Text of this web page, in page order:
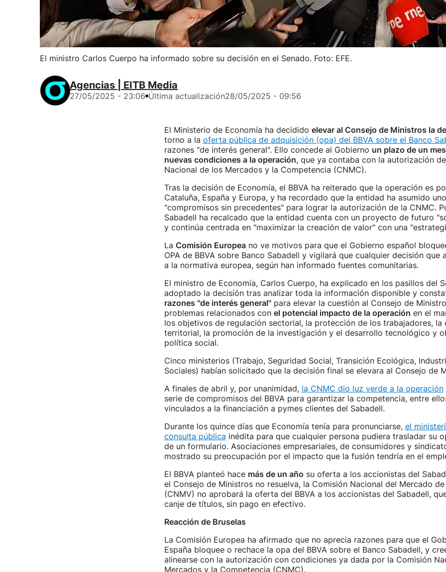
El ministro Carlos Cuerpo ha informado sobre su decisión en el Senado. Foto: EFE.
Agencias | EITB Media
27/05/2025 - 23:06 Última actualización28/05/2025 - 09:56
El Ministerio de Economía ha decidido elevar al Consejo de Ministros la
torno a la oferta pública de adquisición (opa) del BBVA sobre el Banco
razones "de interés general". Ello concede al Gobierno un plazo de un
nuevas condiciones a la operación, que ya contaba con la autorización
Nacional de los Mercados y la Competencia (CNMC).
Tras la decisión de Economía, el BBVA ha reiterado que la operación es
Cataluña, España y Europa, y ha recordado que la entidad ha asumido
"compromisos sin precedentes" para lograr la autorización de la CNMC.
Sabadell ha recalcado que la entidad cuenta con un proyecto de futuro
y continúa centrada en "maximizar la creación de valor" con una
La Comisión Europeano ve motivos para que el Gobierno español
OPA de BBVA sobre Banco Sabadell y vigilará que cualquier decisión que
a la normativa europea, según han informado fuentes comunitarias.
El ministro de Economía, Carlos Cuerpo, ha explicado en los pasillos del
adoptado la decisión tras analizar toda la información disponible y
razones "de interés general"para elevar la cuestión al Consejo de
problemas relacionados con el potencial impacto de la operación en el
los objetivos de regulación sectorial, la protección de los trabajadores, la
territorial, la promoción de la investigación y el desarrollo tecnológico y
política social.
Cinco ministerios (Trabajo, Seguridad Social, Transición Ecológica,
Sociales) habían solicitado que la decisión final se elevara al Consejo de
A finales de abril y, por unanimidad, la CNMC dio luz verde a la operación
serie de compromisos del BBVA para garantizar la competencia, entre
vinculados a la financiación a pymes clientes del Sabadell.
Durante los quince días que Economía tenía para pronunciarse, el
consulta pública inédita para que cualquier persona pudiera trasladar su
de un formulario. Asociaciones empresariales, de consumidores y
mostrado su preocupación por el impacto que la fusión tendría en el
El BBVA planteó hace más de un año su oferta a los accionistas del
el Consejo de Ministros no resuelva, la Comisión Nacional del Mercado de
(CNMV) no aprobará la oferta del BBVA a los accionistas del Sabadell,
canje de títulos, sin pago en efectivo.
Reacción de Bruselas
La Comisión Europea ha afirmado que no aprecia razones para que el
España bloquee o rechace la opa del BBVA sobre el Banco Sabadell, y
alinearse con la autorización con condiciones ya dada por la Comisión
Mercados y la Competencia (CNMC).